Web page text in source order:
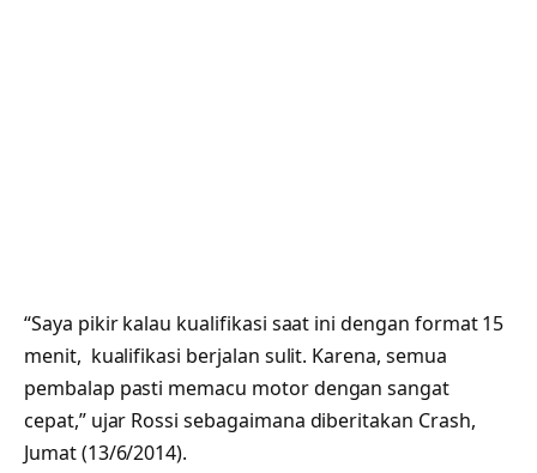
“Saya pikir kalau kualifikasi saat ini dengan format 15
menit, kualifikasi berjalan sulit. Karena, semua
pembalap pasti memacu motor dengan sangat
cepat,” ujar Rossi sebagaimana diberitakan Crash,
Jumat (13/6/2014).